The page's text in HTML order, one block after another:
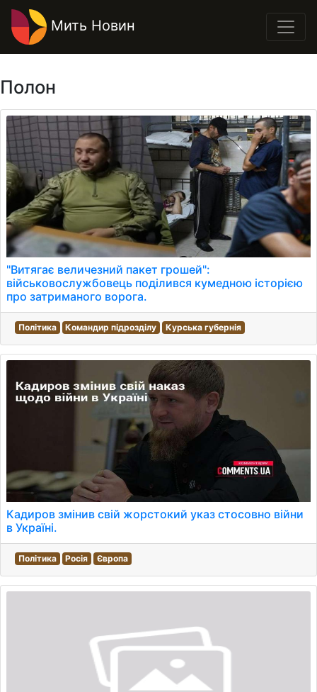
Мить Новин
Полон
"Витягає величезний пакет грошей":
військовослужбовець поділився кумедною історією
про затриманого ворога.
Політика Командир підрозділу Курська губернія
Кадиров змінив свій жорстокий указ стосовно війни
в Україні.
Політика Росія Європа